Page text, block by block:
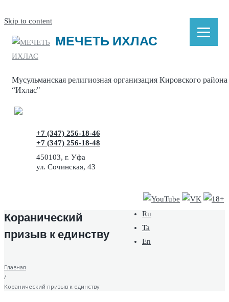
Skip to content
МЕЧЕТЬ ИХЛАС
Мусульманская религиозная организация Кировского
“Ихлас"
+7 (347) 256-18-46
+7 (347) 256-18-48
450103, г. Уфа
ул. Сочинская, 43
Ru
Ta
En
Коранический
призыв к единству
Главная
/
Коранический призыв к единству